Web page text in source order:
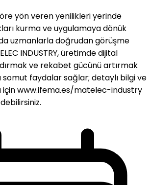
yön veren yenilikleri yerinde
kurma ve uygulamaya dönük
uzmanlarla doğrudan görüşme
INDUSTRY, üretimde dijital
ve rekabet gücünü artırmak
faydalar sağlar; detaylı bilgi ve
için www.ifema.es/matelec-industry